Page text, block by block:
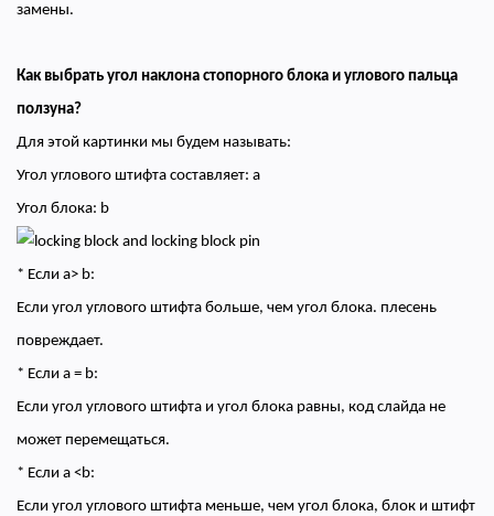
замены.
Как выбрать угол наклона стопорного блока и углового пальца
ползуна?
Для этой картинки мы будем называть:
Угол углового штифта составляет: a
Угол блока: b
* Если a> b:
Если угол углового штифта больше, чем угол блока. плесень
повреждает.
* Если a = b:
Если угол углового штифта и угол блока равны, код слайда не
может перемещаться.
* Если a <b:
Если угол углового штифта меньше, чем угол блока, блок и штифт